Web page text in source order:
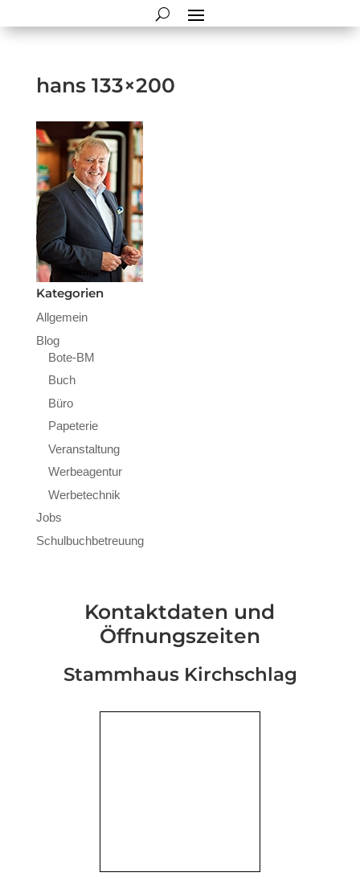
hans 133×200
Kategorien
Allgemein
Blog
Bote-BM
Buch
Büro
Papeterie
Veranstaltung
Werbeagentur
Werbetechnik
Jobs
Schulbuchbetreuung
Kontaktdaten und
Öffnungszeiten
Stammhaus Kirchschlag